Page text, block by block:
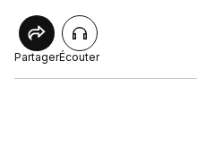
PartagerÉcouter